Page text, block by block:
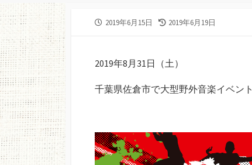
大佐倉
公
2019年6月15日
最
新
日
2019年6月19日
2019年8月31日（土）
千葉県佐倉市で大型野外音楽イベント